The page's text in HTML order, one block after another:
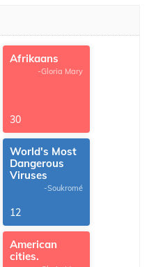
Afrikaans
-Gloria Mary
30
World's Most
Dangerous
Viruses
-Soukromé
12
American
cities.